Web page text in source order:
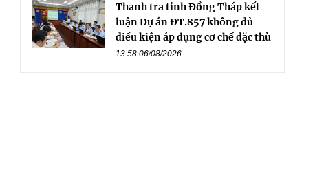
Thanh tra tỉnh Đồng Tháp kết
luận Dự án ĐT.857 không đủ
điều kiện áp dụng cơ chế đặc thù
13:58 06/08/2026